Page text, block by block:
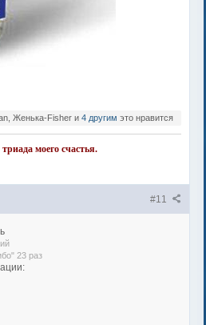
Женька-Fisher и 4 другим это нравится
моего счастья.
#11
23 раз